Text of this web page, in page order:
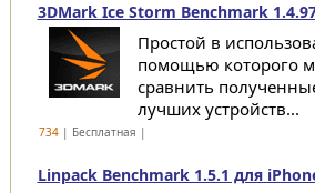
3DMark Ice Storm Benchmark
Простой в
помощью которого
сравнить
лучших устройств...
734| Бесплатная |
Linpack Benchmark 1.5.1 для